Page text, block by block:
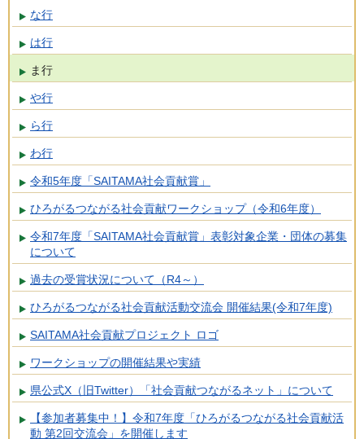
な行
は行
ま行
や行
ら行
わ行
令和5年度「SAITAMA社会貢献賞」
ひろがるつながる社会貢献ワークショップ（令和6年度）
令和7年度「SAITAMA社会貢献賞」表彰対象企業・団体の募集
について
過去の受賞状況について（R4～）
ひろがるつながる社会貢献活動交流会 開催結果(令和7年度)
SAITAMA社会貢献プロジェクト ロゴ
ワークショップの開催結果や実績
県公式X（旧Twitter）「社会貢献つながるネット」について
【参加者募集中！】令和7年度「ひろがるつながる社会貢献活
動 第2回交流会」を開催します